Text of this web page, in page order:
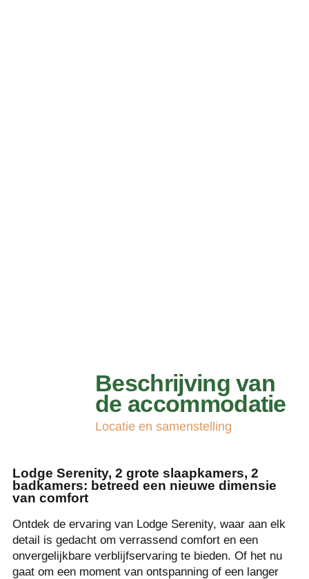
Beschrijving van
de accommodatie
Locatie en samenstelling
Lodge Serenity, 2 grote slaapkamers, 2
badkamers: betreed een nieuwe dimensie
van comfort
Ontdek de ervaring van Lodge Serenity, waar aan elk
detail is gedacht om verrassend comfort en een
onvergelijkbare verblijfservaring te bieden. Of het nu
gaat om een moment van ontspanning of een langer